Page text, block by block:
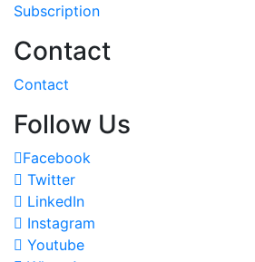
Subscription
Contact
Contact
Follow Us
Facebook
Twitter
LinkedIn
Instagram
Youtube